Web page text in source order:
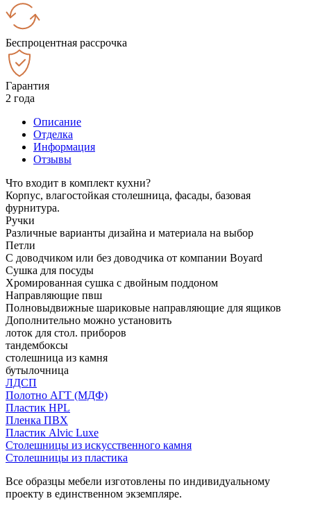
Беспроцентная рассрочка
Гарантия
2 года
Описание
Отделка
Информация
Отзывы
Что входит в комплект кухни?
Корпус, влагостойкая столешница, фасады, базовая
фурнитура.
Ручки
Различные варианты дизайна и материала на выбор
Петли
С доводчиком или без доводчика от компании Boyard
Сушка для посуды
Хромированная сушка с двойным поддоном
Направляющие пвш
Полновыдвижные шариковые направляющие для ящиков
Дополнительно можно установить
лоток для стол. приборов
тандембоксы
столешница из камня
бутылочница
ЛДСП
Полотно АГТ (МДФ)
Пластик HPL
Пленка ПВХ
Пластик Alvic Luxe
Столешницы из искусственного камня
Столешницы из пластика
Все образцы мебели изготовлены по индивидуальному
проекту в единственном экземпляре.